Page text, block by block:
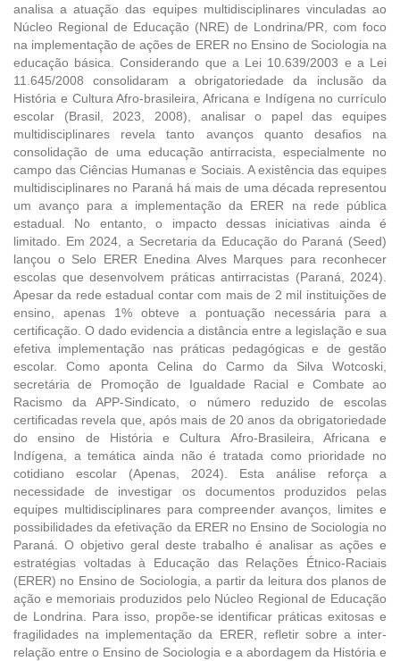
analisa a atuação das equipes multidisciplinares vinculadas ao
Núcleo Regional de Educação (NRE) de Londrina/PR, com foco
na implementação de ações de ERER no Ensino de Sociologia na
educação básica. Considerando que a Lei 10.639/2003 e a Lei
11.645/2008 consolidaram a obrigatoriedade da inclusão da
História e Cultura Afro-brasileira, Africana e Indígena no currículo
escolar (Brasil, 2023, 2008), analisar o papel das equipes
multidisciplinares revela tanto avanços quanto desafios na
consolidação de uma educação antirracista, especialmente no
campo das Ciências Humanas e Sociais. A existência das equipes
multidisciplinares no Paraná há mais de uma década representou
um avanço para a implementação da ERER na rede pública
estadual. No entanto, o impacto dessas iniciativas ainda é
limitado. Em 2024, a Secretaria da Educação do Paraná (Seed)
lançou o Selo ERER Enedina Alves Marques para reconhecer
escolas que desenvolvem práticas antirracistas (Paraná, 2024).
Apesar da rede estadual contar com mais de 2 mil instituições de
ensino, apenas 1% obteve a pontuação necessária para a
certificação. O dado evidencia a distância entre a legislação e sua
efetiva implementação nas práticas pedagógicas e de gestão
escolar. Como aponta Celina do Carmo da Silva Wotcoski,
secretária de Promoção de Igualdade Racial e Combate ao
Racismo da APP-Sindicato, o número reduzido de escolas
certificadas revela que, após mais de 20 anos da obrigatoriedade
do ensino de História e Cultura Afro-Brasileira, Africana e
Indígena, a temática ainda não é tratada como prioridade no
cotidiano escolar (Apenas, 2024). Esta análise reforça a
necessidade de investigar os documentos produzidos pelas
equipes multidisciplinares para compreender avanços, limites e
possibilidades da efetivação da ERER no Ensino de Sociologia no
Paraná. O objetivo geral deste trabalho é analisar as ações e
estratégias voltadas à Educação das Relações Étnico-Raciais
(ERER) no Ensino de Sociologia, a partir da leitura dos planos de
ação e memoriais produzidos pelo Núcleo Regional de Educação
de Londrina. Para isso, propõe-se identificar práticas exitosas e
fragilidades na implementação da ERER, refletir sobre a inter-
relação entre o Ensino de Sociologia e a abordagem da História e